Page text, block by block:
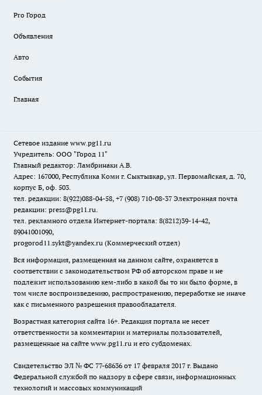
Pro Город
Объявления
Авто
События
Главная
Сетевое издание www.pg11.ru
Учредитель: ООО "Город 11"
Главный редактор: Ламбринаки А.В.
Адрес: 167000, Республика Коми г. Сыктывкар, ул. Первомайская, д. 70,
корпус Б, оф. 503.
тел. редакции: 8(922)088-04-58, +7 (908) 710-08-37 Электронная почта
редакции: press@pg11.ru.
тел. рекламного отдела Интернет-портала: 8(8212)39-14-42,
89041001090,
progorod11.sykt@yandex.ru (Коммерческий отдел)
Вся информация, размещенная на данном сайте, охраняется в
соответствии с законодательством РФ об авторском праве и не
подлежит использованию кем-либо в какой бы то ни было форме, в
том числе воспроизведению, распространению, переработке не иначе
как с письменного разрешения правообладателя.
Возрастная категория сайта 16+. Редакция портала не несет
ответственности за комментарии и материалы пользователей,
размещенные на сайте www.pg11.ru и его субдоменах.
Свидетельство ЭЛ № ФС 77-68636 от 17 февраля 2017 г. Выдано
Федеральной службой по надзору в сфере связи, информационных
технологий и массовых коммуникаций